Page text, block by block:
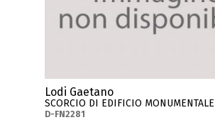
Lodi Gaetano
SCORCIO DI EDIFICIO MONUMENTALE
D-FN2281